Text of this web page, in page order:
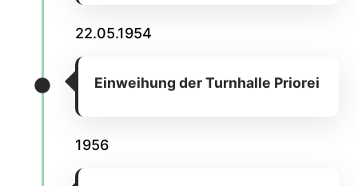
22.05.1954
Einweihung der Turnhalle Priorei
1956